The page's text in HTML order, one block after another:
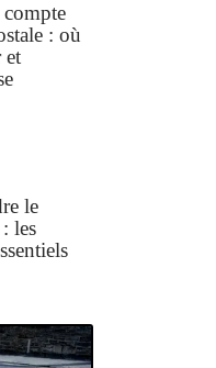
: où
et
le
les